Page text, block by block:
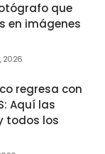
que
en imágenes
2026
regresa con
Aquí las
todos los